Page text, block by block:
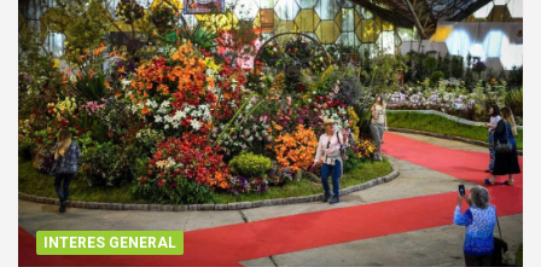
INTERES GENERAL